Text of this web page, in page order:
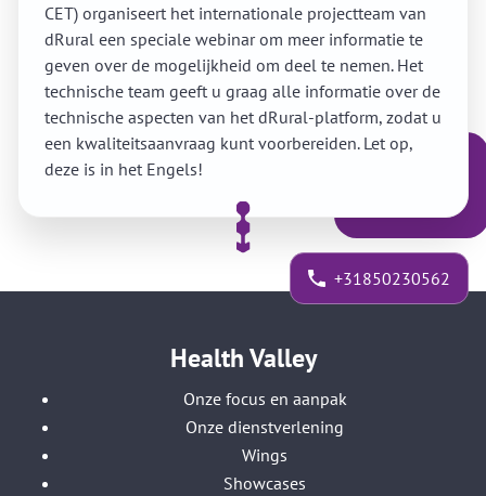
CET) organiseert het internationale projectteam van
dRural een speciale webinar om meer informatie te
geven over de mogelijkheid om deel te nemen. Het
technische team geeft u graag alle informatie over de
technische aspecten van het dRural-platform, zodat u
een kwaliteitsaanvraag kunt voorbereiden. Let op,
deze is in het Engels!
+31850230562
Health Valley
Onze focus en aanpak
Onze dienstverlening
Wings
Showcases